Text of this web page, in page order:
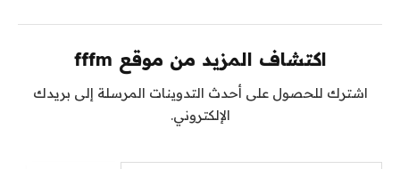
اكتشاف المزيد من موقع fffm
اشترك للحصول على أحدث التدوينات المرسلة إلى بريدك
الإلكتروني.
كتابة بريدك الإلكتروني...